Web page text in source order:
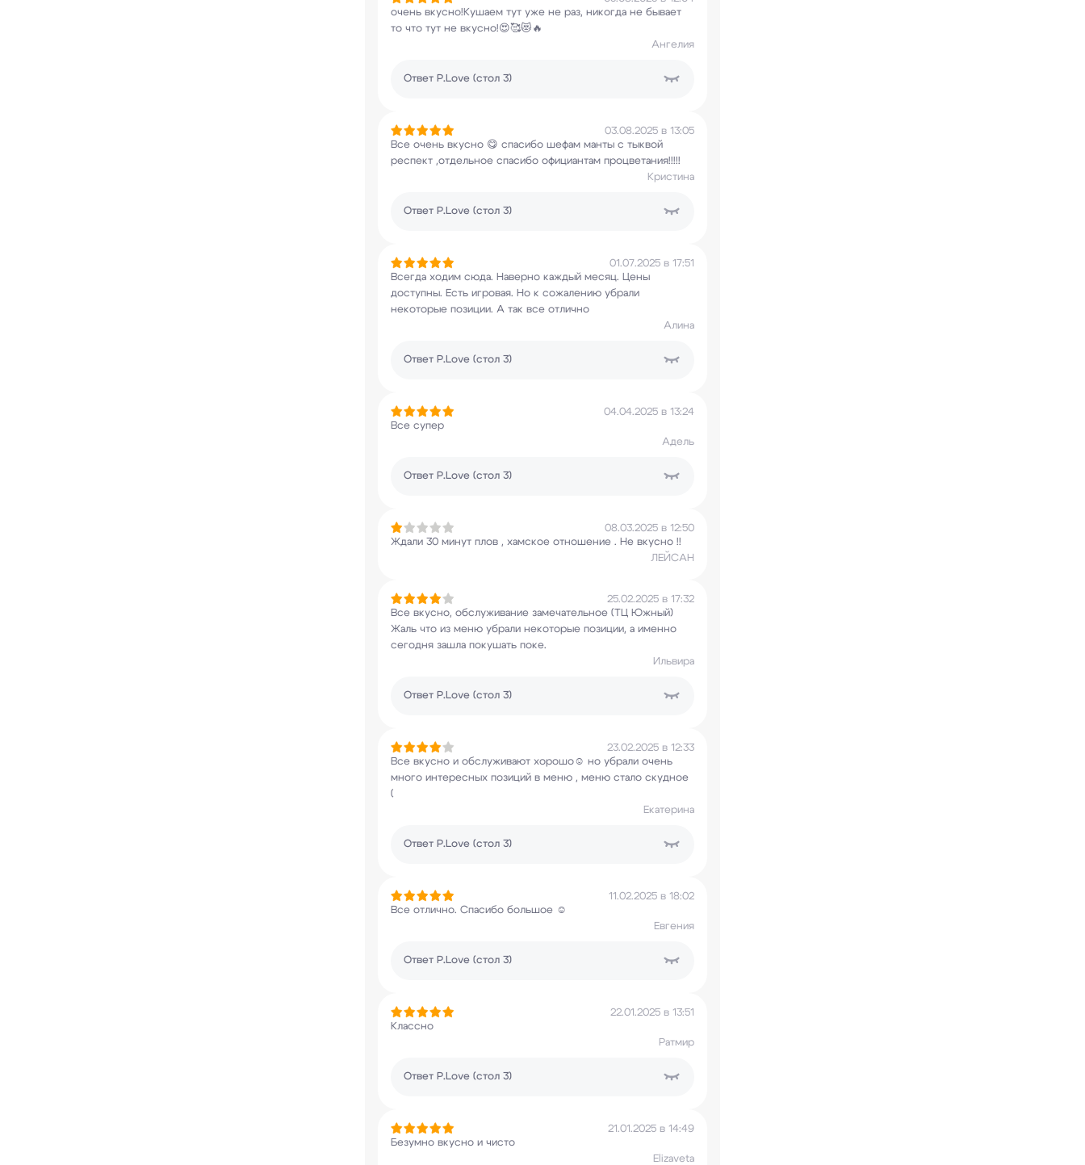
очень вкусно!Кушаем тут уже не раз, никогда не бывает
то что тут не вкусно!😍🥰😻🔥
Ангелия
Ответ P.Love (стол 3)
03.08.2025 в 13:05
Все очень вкусно 😋 спасибо шефам манты с тыквой
респект ,отдельное спасибо официантам процветания!!!!!
Кристина
Ответ P.Love (стол 3)
01.07.2025 в 17:51
Всегда ходим сюда. Наверно каждый месяц. Цены
доступны. Есть игровая. Но к сожалению убрали
некоторые позиции. А так все отлично
Алина
Ответ P.Love (стол 3)
04.04.2025 в 13:24
Все супер
Адель
Ответ P.Love (стол 3)
08.03.2025 в 12:50
Ждали 30 минут плов , хамское отношение . Не вкусно !!
ЛЕЙСАН
25.02.2025 в 17:32
Все вкусно, обслуживание замечательное (ТЦ Южный)
Жаль что из меню убрали некоторые позиции, а именно
сегодня зашла покушать поке.
Ильвира
Ответ P.Love (стол 3)
23.02.2025 в 12:33
Все вкусно и обслуживают хорошо☺️ но убрали очень
много интересных позиций в меню , меню стало скудное
(
Екатерина
Ответ P.Love (стол 3)
11.02.2025 в 18:02
Все отлично. Спасибо большое ☺️
Евгения
Ответ P.Love (стол 3)
22.01.2025 в 13:51
Классно
Ратмир
Ответ P.Love (стол 3)
21.01.2025 в 14:49
Безумно вкусно и чисто
Elizaveta